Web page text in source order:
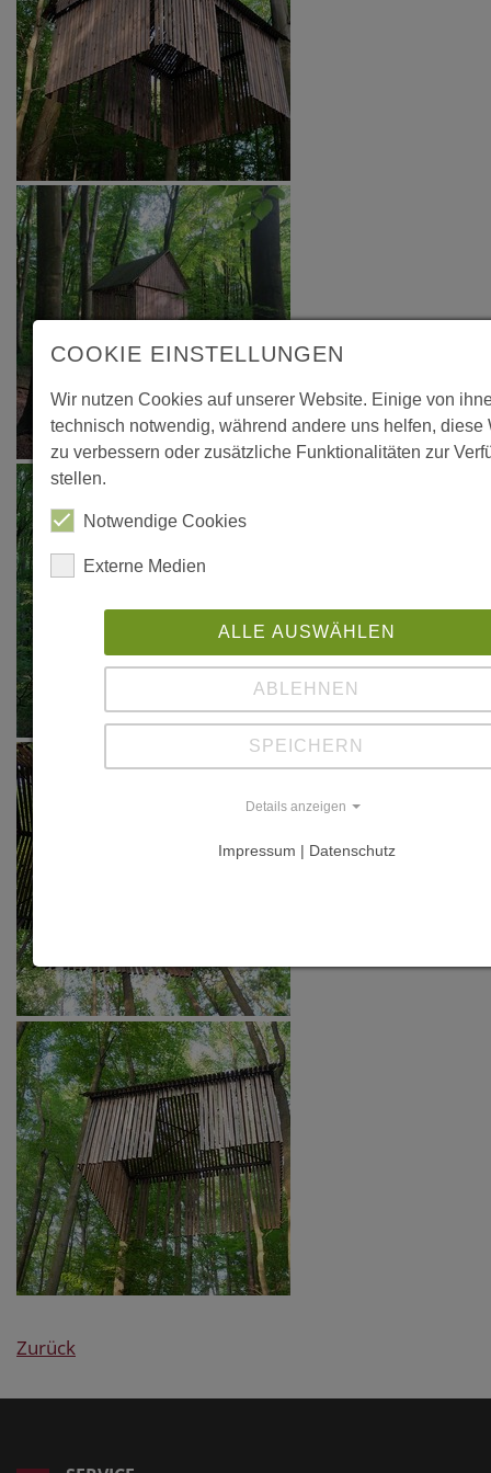
Zurück
COOKIE EINSTELLUNGEN
Wir nutzen Cookies auf unserer Website. Einige von
technisch notwendig, während andere uns helfen, diese
zu verbessern oder zusätzliche Funktionalitäten zur
stellen.
Notwendige Cookies
Externe Medien
ALLE AUSWÄHLEN
ABLEHNEN
SPEICHERN
Details anzeigen
Impressum | Datenschutz